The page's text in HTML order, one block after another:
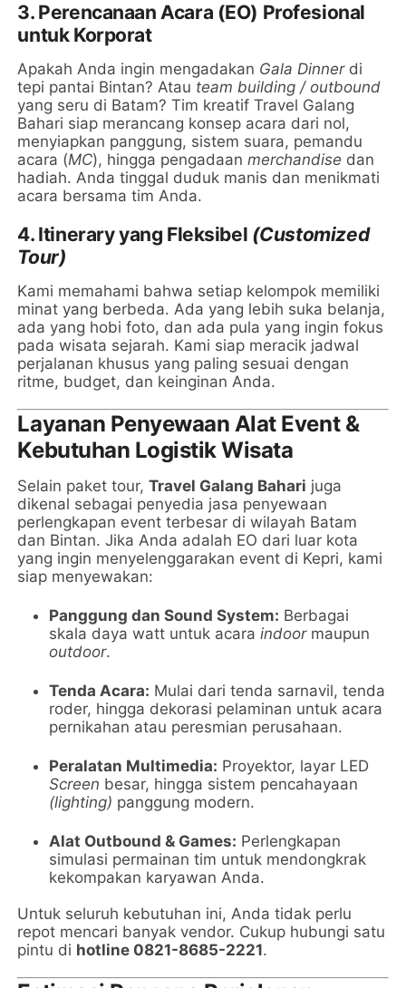
3. Perencanaan Acara (EO) Profesional
untuk Korporat
Apakah Anda ingin mengadakan Gala Dinnerdi
tepi pantai Bintan? Atau team building / outbound
yang seru di Batam? Tim kreatif Travel Galang
Bahari siap merancang konsep acara dari nol,
menyiapkan panggung, sistem suara, pemandu
acara (MC), hingga pengadaanmerchandise dan
hadiah. Anda tinggal duduk manis dan menikmati
acara bersama tim Anda.
4. Itinerary yang Fleksibel (Customized
Tour)
Kami memahami bahwa setiap kelompok memiliki
minat yang berbeda. Ada yang lebih suka belanja,
ada yang hobi foto, dan ada pula yang ingin fokus
pada wisata sejarah. Kami siap meracik jadwal
perjalanan khusus yang paling sesuai dengan
ritme, budget, dan keinginan Anda.
Layanan Penyewaan Alat Event &
Kebutuhan Logistik Wisata
Selain paket tour,Travel Galang Bahari juga
dikenal sebagai penyedia jasa penyewaan
perlengkapan event terbesar di wilayah Batam
dan Bintan. Jika Anda adalah EO dari luar kota
yang ingin menyelenggarakan event di Kepri, kami
siap menyewakan:
Panggung dan Sound System: Berbagai
skala daya watt untuk acaraindoormaupun
outdoor.
Tenda Acara: Mulai dari tenda sarnavil, tenda
roder, hingga dekorasi pelaminan untuk acara
pernikahan atau peresmian perusahaan.
Peralatan Multimedia: Proyektor, layar LED
Screen besar, hingga sistem pencahayaan
(lighting) panggung modern.
Alat Outbound & Games: Perlengkapan
simulasi permainan tim untuk mendongkrak
kekompakan karyawan Anda.
Untuk seluruh kebutuhan ini, Anda tidak perlu
repot mencari banyak vendor. Cukup hubungi satu
pintu di hotline 0821-8685-2221.